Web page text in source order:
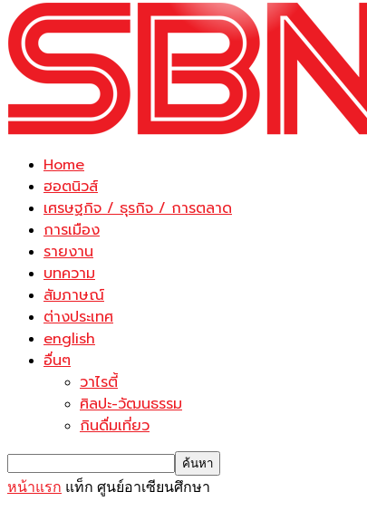
Home
ฮอตนิวส์
เศรษฐกิจ / ธุรกิจ / การตลาด
การเมือง
รายงาน
บทความ
สัมภาษณ์
ต่างประเทศ
english
อื่นๆ
วาไรตี้
ศิลปะ-วัฒนธรรม
กินดื่มเที่ยว
หน้าแรก แท็ก ศูนย์อาเซียนศึกษา